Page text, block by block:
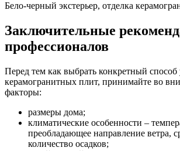
Бело-черный экстерьер, отделка
Заключительные
профессионалов
Перед тем как выбрать конкретный способ
керамогранитных плит, принимайте во
факторы:
размеры дома;
климатические особенности –
преобладающее направление ветра,
количество осадков;